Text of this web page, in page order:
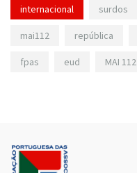
internacional surdos
mai112 república
fpas eud MAI 112